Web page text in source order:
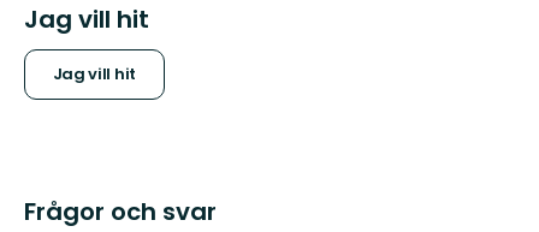
Jag vill hit
Jag vill hit
Frågor och svar